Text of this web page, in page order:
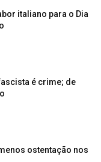
italiano para o Dia
é crime; de
ostentação nos